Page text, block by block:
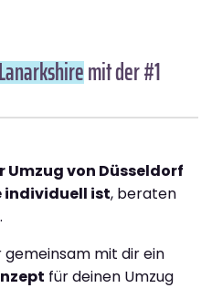
mit der #1
Umzug von Düsseldorf
individuell ist, beraten
gemeinsam mit dir ein
für deinen Umzug